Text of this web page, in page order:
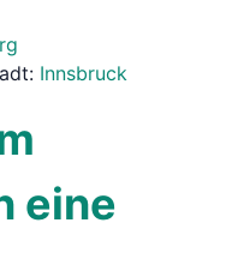
Innsbruck
eine